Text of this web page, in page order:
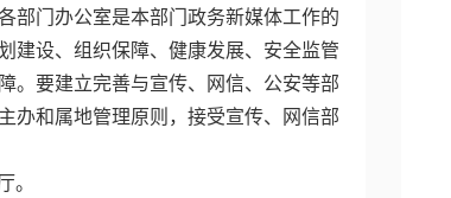
部门办公室是本部门政务新媒体工作的
建设、组织保障、健康发展、安全监管
。要建立完善与宣传、网信、公安等部
办和属地管理原则，接受宣传、网信部
。